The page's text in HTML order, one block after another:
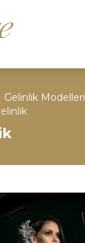
Gelinlik Modelleri